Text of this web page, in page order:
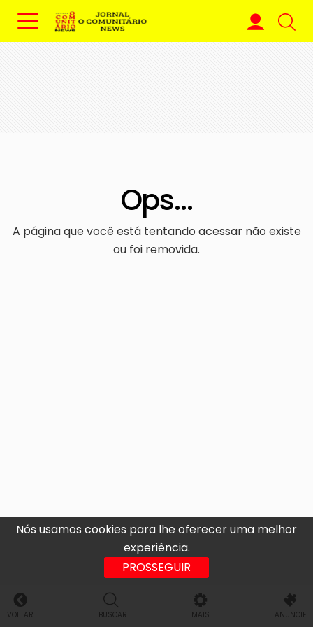
Nós usamos cookies para lhe oferecer uma melhor
experiência.
PROSSEGUIR
Ops...
A página que você está tentando acessar não existe
ou foi removida.
VOLTAR BUSCAR MAIS ANUNCIE